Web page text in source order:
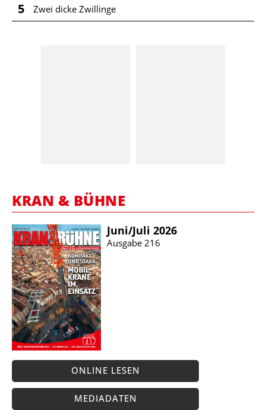
5 Zwei dicke Zwillinge
KRAN & BÜHNE
Juni/​Juli 2026
Ausgabe 216
ONLINE LESEN
MEDIADATEN